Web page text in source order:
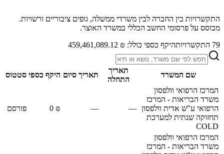
התקשרויות בין החברה לבין משרדי ממשלה, גופים ציבוריים ורשויות.
מבוסס על פרסומי החשב הכללי במשרד האוצר.
79 התקשרויותהיקף כספי כולל: ₪ 459,461,089.12
שם המשרד
תאריך
התחלה
תאריך סיום היקף כספי סטטוס
המרכז הרפואי וולפסון
משרד הבריאות - המרכז
הרפואי ע"ש אדית וולפסון
תחזוקה שנתית למערכת
COLD
—
—
₪ 0 פורסם
המרכז הרפואי וולפסון
משרד הבריאות - המרכז